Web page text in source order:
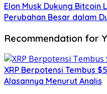
Elon Musk Dukung Bitcoin
Perubahan Besar dalam
Recommendation for
XRP Berpotensi Tembus
Alasannya Menurut Analis